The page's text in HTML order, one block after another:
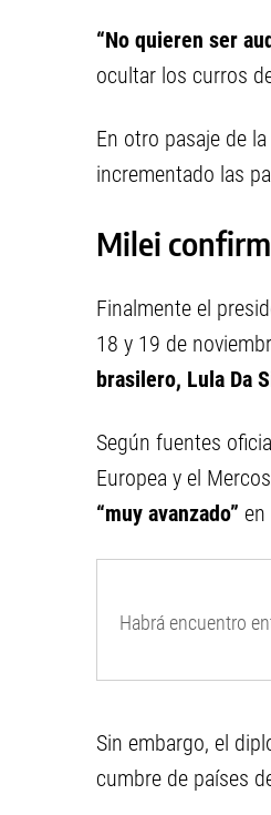
“No quieren ser
ocultar los curros
En otro pasaje de
incrementado las
Milei
Finalmente el
18 y 19 de
brasilero, Lula Da
Según fuentes
Europea y el
“muy avanzado”
Habrá encuentro
Sin embargo, el
cumbre de países